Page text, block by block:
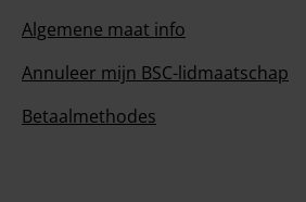
Algemene maat info
Annuleer mijn BSC-lidmaatschap
Betaalmethodes